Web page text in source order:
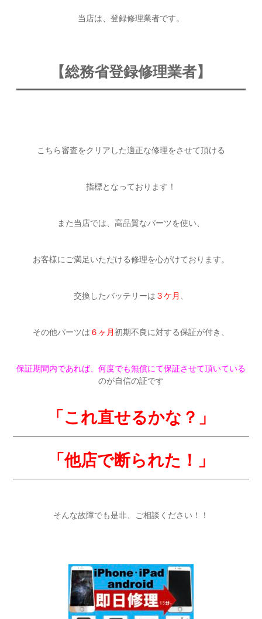
当店は、登録修理業者です。
【総務省登録修理業者】
こちら審査をクリアした適正な修理をさせて頂ける
指標となっております！
また当店では、高品質なパーツを使い、
お客様にご満足いただける修理を心がけております。
交換したバッテリーは ３ケ月
その他パーツは ６ヶ月初期不良に対する保証が付き、
保証期間内であれば、何度でも無償にて保証させて頂いている
のが自信の証です
「これ直せるかな？」
「他店で断られた！」
そんな故障でも是非、ご相談ください！！